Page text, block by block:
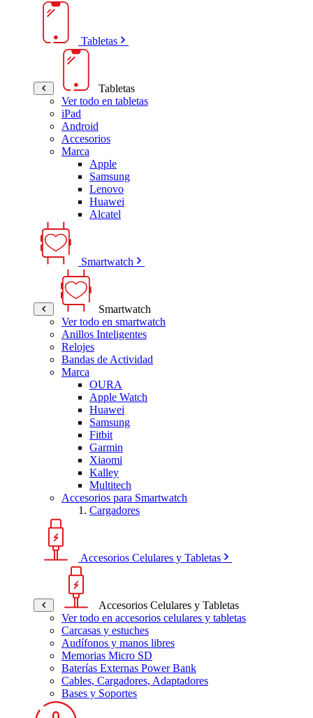
Tabletas
Tabletas
Ver todo en tabletas
iPad
Android
Accesorios
Marca
Apple
Samsung
Lenovo
Huawei
Alcatel
Smartwatch
Smartwatch
Ver todo en smartwatch
Anillos Inteligentes
Relojes
Bandas de Actividad
Marca
OURA
Apple Watch
Huawei
Samsung
Fitbit
Garmin
Xiaomi
Kalley
Multitech
Accesorios para Smartwatch
Cargadores
Accesorios Celulares y Tabletas
Accesorios Celulares y Tabletas
Ver todo en accesorios celulares y tabletas
Carcasas y estuches
Audífonos y manos libres
Memorias Micro SD
Baterías Externas Power Bank
Cables, Cargadores, Adaptadores
Bases y Soportes